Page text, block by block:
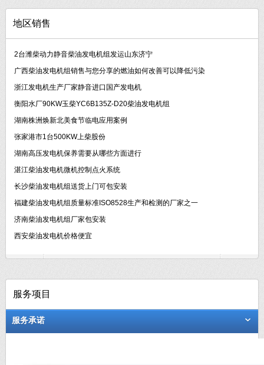
地区销售
2台潍柴动力静音柴油发电机组发运山东济宁
广西柴油发电机组销售与您分享的燃油如何改善可以降低污染
浙江发电机生产厂家静音进口国产发电机
衡阳水厂90KW玉柴YC6B135Z-D20柴油发电机组
湖南株洲焕新北美食节临电应用案例
张家港市1台500KW上柴股份
湖南高压发电机保养需要从哪些方面进行
湛江柴油发电机微机控制点火系统
长沙柴油发电机组送货上门可包安装
福建柴油发电机组质量标准ISO8528生产和检测的厂家之一
济南柴油发电机组厂家包安装
西安柴油发电机价格便宜
服务项目
服务承诺